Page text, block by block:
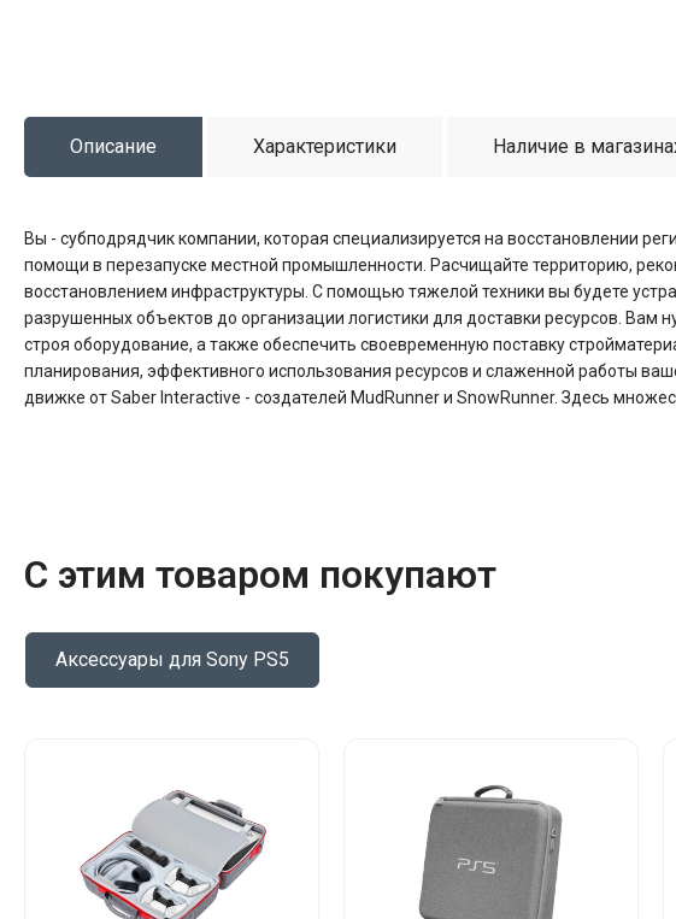
Описание Характеристики Наличие в
Вы - субподрядчик компании, которая специализируется на восстановлении
помощи в перезапуске местной промышленности. Расчищайте территорию,
восстановлением инфраструктуры. С помощью тяжелой техники вы будете
разрушенных объектов до организации логистики для доставки ресурсов.
строя оборудование, а также обеспечить своевременную поставку
планирования, эффективного использования ресурсов и слаженной работы
движке от Saber Interactive - создателей MudRunner и SnowRunner. Здесь
С этим товаром покупают
Аксессуары для Sony PS5